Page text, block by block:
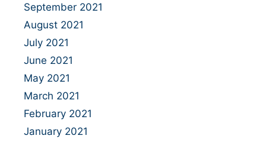
September 2021
August 2021
July 2021
June 2021
May 2021
March 2021
February 2021
January 2021